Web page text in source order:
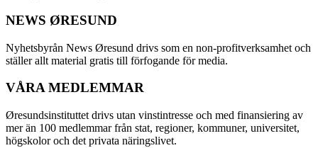
NEWS ØRESUND
Nyhetsbyrån News Øresund drivs som en non-profitverksamhet och
ställer allt material gratis till förfogande för media.
VÅRA MEDLEMMAR
Øresundsinstituttet drivs utan vinst­intresse och med finansiering av
mer än 100 medlemmar från stat, regioner, kommuner, universitet,
högskolor och det privata näringslivet.